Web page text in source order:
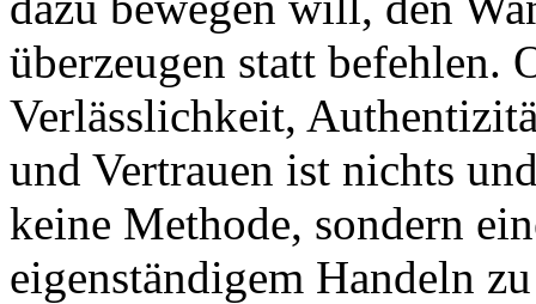
überzeugen statt befehlen.
Verlässlichkeit,
und Vertrauen ist nichts
keine Methode, sondern
eigenständigem Handeln